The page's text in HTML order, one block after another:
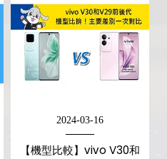
2024-03-16
【機型比較】vivo V30和